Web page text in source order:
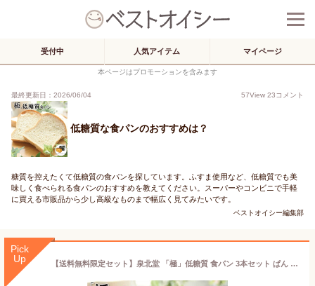
受付中 人気アイテム マイページ
本ページはプロモーションを含みます
最終更新日：2026/06/04 57View 23コメント
低糖質な食パンのおすすめは？
糖質を控えたくて低糖質の食パンを探しています。ふすま使用など、低糖質でも美
味しく食べられる食パンのおすすめを教えてください。スーパーやコンビニで手軽
に買える市販品から少し高級なものまで幅広く見てみたいです。
ベストオイシー編集部
Pick
Up
【送料無料限定セット】泉北堂 「極」低糖質 食パン 3本セット ぱん ミニ食パン しっとり ふんわり 生食パン トースト 自家製 天然酵母 使用 直送 せんぼくどう プレゼント お土産 ギフト 保存料不使用 防腐剤不使用 卵不使用【メーカー直送商品】